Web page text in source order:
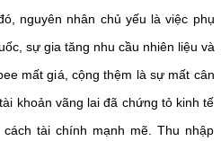
nguyên nhân chủ yếu là việc phụ
sự gia tăng nhu cầu nhiên liệu và
mất giá, cộng thệm là sự mất cân
khoản vãng lai đã chứng tỏ kinh tế
tài chính mạnh mẽ. Thu nhập